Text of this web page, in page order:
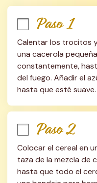
Paso 1
Calentar los trocitos
una cacerola
constantemente,
del fuego. Añadir el
hasta que esté suave.
Paso 2
Colocar el cereal en
taza de la mezcla de
hasta que todo el